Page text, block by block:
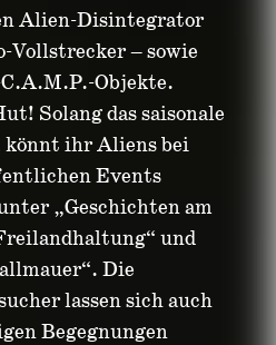
Alien-Disintegrator
Vollstrecker – sowie
Objekte.
Solang das saisonale
ihr Aliens bei
Events
„Geschichten am
und
Die
lassen sich auch
Begegnungen